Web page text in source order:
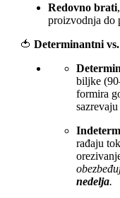
Redovno brati
proizvodnja do
🍅 Determinantni
biljke
formira
rađaju
nedelja.